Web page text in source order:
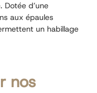
Dotée d’une
aux épaules
un habillage
nos